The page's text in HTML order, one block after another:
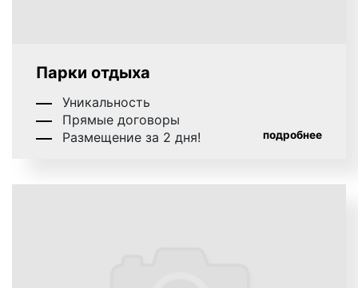
Парки отдыха
Уникальность
Прямые договоры
Размещение за 2 дня!
подробнее